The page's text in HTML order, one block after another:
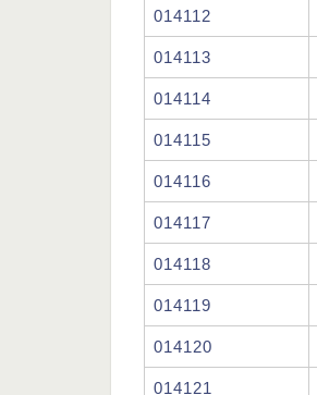
014112
014113
014114
014115
014116
014117
014118
014119
014120
014121